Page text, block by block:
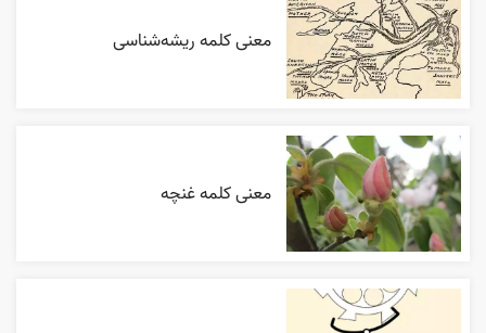
معنی کلمه ریشه‌شناسی
معنی کلمه غنچه